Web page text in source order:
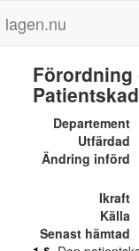
lagen.nu
Förordning
Departement
Utfärdad
Ändring införd
Ikraft
Källa
Senast hämtad